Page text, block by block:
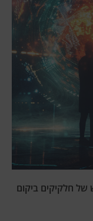
של חלקיקים ביקום